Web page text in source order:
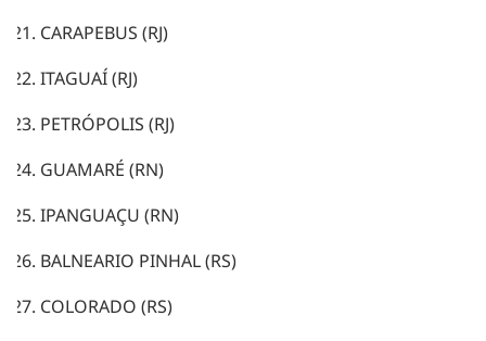
CARAPEBUS (RJ)
ITAGUAÍ (RJ)
PETRÓPOLIS (RJ)
GUAMARÉ (RN)
IPANGUAÇU (RN)
BALNEARIO PINHAL (RS)
COLORADO (RS)